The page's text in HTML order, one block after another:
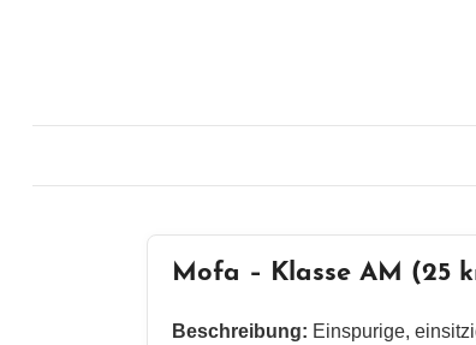
Mofa – Klasse AM (25
Beschreibung: Einspurige,